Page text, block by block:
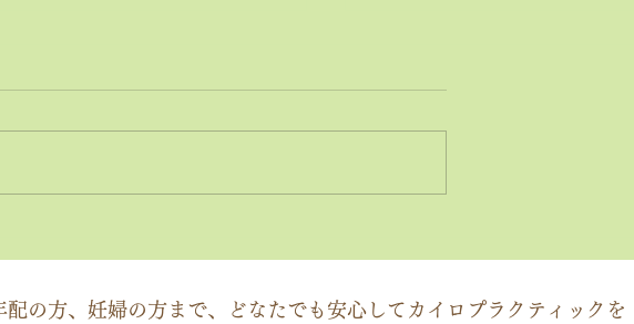
脳のコミュニケーションを円
ーチする」カイロプラクティ
の方、妊婦の方まで、どなたでも安心してカイロプラクティックを